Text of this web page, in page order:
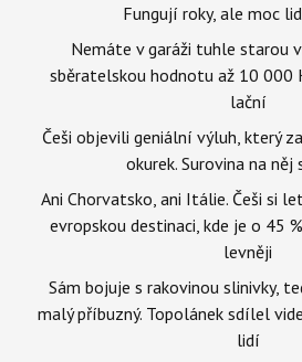
Fungují roky, ale moc
Nemáte v garáži tuhle starou
sběratelskou hodnotu až 10 000
lační
Češi objevili geniální výluh, který
okurek. Surovina na
Ani Chorvatsko, ani Itálie. Češi si
evropskou destinaci, kde je o 45
levněji
Sám bojuje s rakovinou slinivky,
malý příbuzný. Topolánek sdílel
lidí